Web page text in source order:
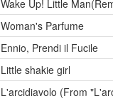
Wake Up! Little
Woman's Parfume
Ennio, Prendi il Fucile
Little shakie girl
L'arcidiavolo (From